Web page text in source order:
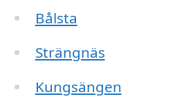
Bålsta
Strängnäs
Kungsängen